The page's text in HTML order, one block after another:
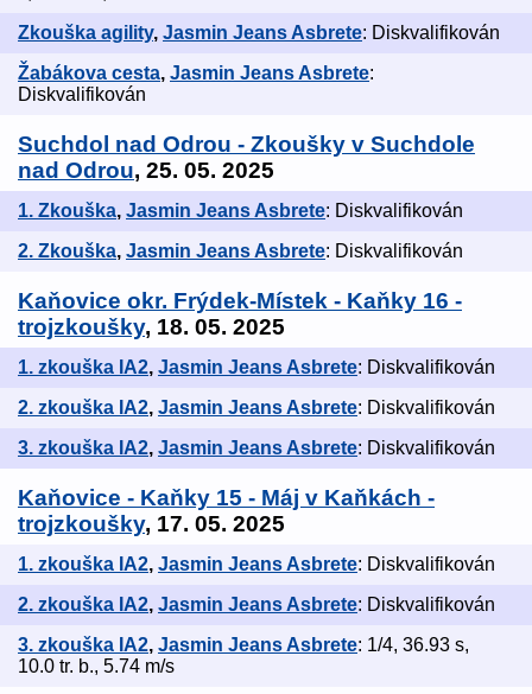
Zkouška agility, Jasmin Jeans Asbrete: Diskvalifikován
Žabákova cesta, Jasmin Jeans Asbrete:
Diskvalifikován
Suchdol nad Odrou - Zkoušky v Suchdole
nad Odrou, 25. 05. 2025
1. Zkouška, Jasmin Jeans Asbrete: Diskvalifikován
2. Zkouška, Jasmin Jeans Asbrete: Diskvalifikován
Kaňovice okr. Frýdek-Místek - Kaňky 16 -
trojzkoušky, 18. 05. 2025
1. zkouška IA2, Jasmin Jeans Asbrete: Diskvalifikován
2. zkouška IA2, Jasmin Jeans Asbrete: Diskvalifikován
3. zkouška IA2, Jasmin Jeans Asbrete: Diskvalifikován
Kaňovice - Kaňky 15 - Máj v Kaňkách -
trojzkoušky, 17. 05. 2025
1. zkouška IA2, Jasmin Jeans Asbrete: Diskvalifikován
2. zkouška IA2, Jasmin Jeans Asbrete: Diskvalifikován
3. zkouška IA2, Jasmin Jeans Asbrete: 1/4, 36.93 s,
10.0 tr. b., 5.74 m/s